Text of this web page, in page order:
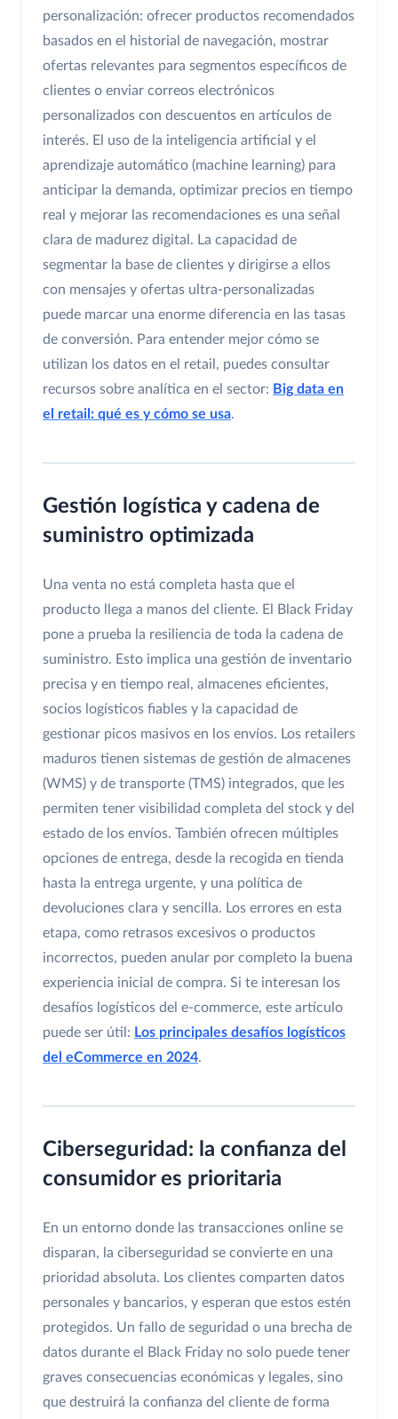
personalización: ofrecer productos recomendados
basados en el historial de navegación, mostrar
ofertas relevantes para segmentos específicos de
clientes o enviar correos electrónicos
personalizados con descuentos en artículos de
interés. El uso de la inteligencia artificial y el
aprendizaje automático (machine learning) para
anticipar la demanda, optimizar precios en tiempo
real y mejorar las recomendaciones es una señal
clara de madurez digital. La capacidad de
segmentar la base de clientes y dirigirse a ellos
con mensajes y ofertas ultra-personalizadas
puede marcar una enorme diferencia en las tasas
de conversión. Para entender mejor cómo se
utilizan los datos en el retail, puedes consultar
recursos sobre analítica en el sector: Big data en
el retail: qué es y cómo se usa.
Gestión logística y cadena de
suministro optimizada
Una venta no está completa hasta que el
producto llega a manos del cliente. El Black Friday
pone a prueba la resiliencia de toda la cadena de
suministro. Esto implica una gestión de inventario
precisa y en tiempo real, almacenes eficientes,
socios logísticos fiables y la capacidad de
gestionar picos masivos en los envíos. Los retailers
maduros tienen sistemas de gestión de almacenes
(WMS) y de transporte (TMS) integrados, que les
permiten tener visibilidad completa del stock y del
estado de los envíos. También ofrecen múltiples
opciones de entrega, desde la recogida en tienda
hasta la entrega urgente, y una política de
devoluciones clara y sencilla. Los errores en esta
etapa, como retrasos excesivos o productos
incorrectos, pueden anular por completo la buena
experiencia inicial de compra. Si te interesan los
desafíos logísticos del e-commerce, este artículo
puede ser útil: Los principales desafíos logísticos
del eCommerce en 2024.
Ciberseguridad: la confianza del
consumidor es prioritaria
En un entorno donde las transacciones online se
disparan, la ciberseguridad se convierte en una
prioridad absoluta. Los clientes comparten datos
personales y bancarios, y esperan que estos estén
protegidos. Un fallo de seguridad o una brecha de
datos durante el Black Friday no solo puede tener
graves consecuencias económicas y legales, sino
que destruirá la confianza del cliente de forma